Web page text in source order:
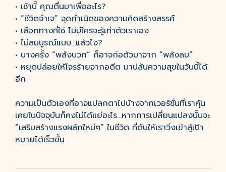
• เช้านี้ คุณตื่นมาเพื่ออะไร?
• “ชีวิตจำเจ” จุดกำเนิดของความคิดสร้างสรรค์
• เลือกทางที่ใช่ ไม่มีใครจะรู้เท่าตัวเราเอง
• ไม่สมบูรณ์แบบ...แล้วไง?
• บางครั้ง “พลังบวก” ก็อาจก่อตัวมาจาก “พลังลบ”
• หยุดปล่อยให้โจรร้ายจากอดีต มาปล้นความสุขในวันนี้ได้
อีก
ความเป็นตัวเองที่อาจแปลกตาไปบ้างจากเวอร์ชั่นที่เราคุ้น
เคยในปัจจุบันก็คงไม่ได้แย่อะไร…หากการเปลี่ยนแปลงนั้นจะ
“เสริมสร้างแรงผลักใหม่ๆ” ในชีวิต ที่ดันให้เราวิ่งเข้าสู้เป้า
หมายได้เร็วขึ้น